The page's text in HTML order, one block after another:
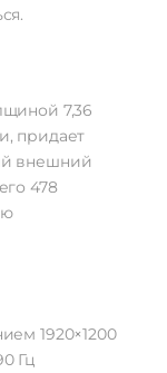
7,36
придает
внешний
478
1920×1200
Гц